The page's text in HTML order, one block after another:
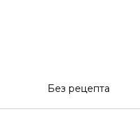
Без рецепта